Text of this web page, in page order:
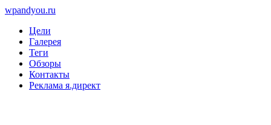
wpandyou.ru
Цели
Галерея
Теги
Обзоры
Контакты
Реклама я.директ